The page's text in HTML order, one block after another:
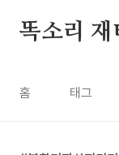
똑소리 재
홈 태그